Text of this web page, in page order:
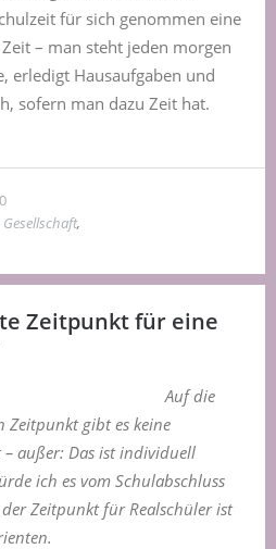
für sich genommen eine
– man steht jeden morgen
erledigt Hausaufgaben und
sofern man dazu Zeit hat.
Gesellschaft,
Zeitpunkt für eine
Auf die
Zeitpunkt gibt es keine
außer: Das ist individuell
ich es vom Schulabschluss
Zeitpunkt für Realschüler ist